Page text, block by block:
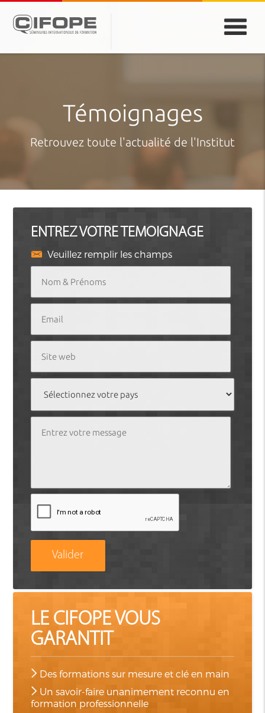
Témoignages
Retrouvez toute l'actualité de l'Institut
ENTREZ VOTRE TEMOIGNAGE
Veuillez remplir les champs
Valider
LE CIFOPE VOUS
GARANTIT
Des formations sur mesure et clé en main
Un savoir-faire unanimement reconnu en
formation professionnelle